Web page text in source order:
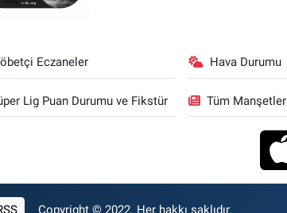
Eczaneler Hava Durumu
Lig Puan Durumu ve Fikstür Tüm Manşetler